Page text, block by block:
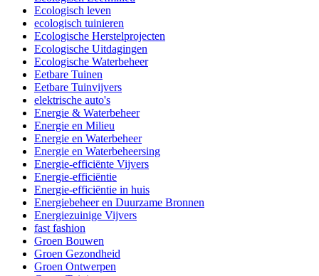
Ecologisch leven
ecologisch tuinieren
Ecologische Herstelprojecten
Ecologische Uitdagingen
Ecologische Waterbeheer
Eetbare Tuinen
Eetbare Tuinvijvers
elektrische auto's
Energie & Waterbeheer
Energie en Milieu
Energie en Waterbeheer
Energie en Waterbeheersing
Energie-efficiënte Vijvers
Energie-efficiëntie
Energie-efficiëntie in huis
Energiebeheer en Duurzame Bronnen
Energiezuinige Vijvers
fast fashion
Groen Bouwen
Groen Gezondheid
Groen Ontwerpen